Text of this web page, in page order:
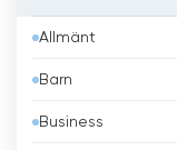
Bangladesh
Barbados
Belgien
Allmänt
Barn
Business